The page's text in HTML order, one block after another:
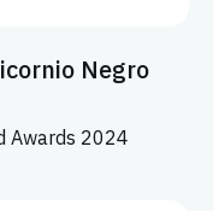
Negro
Awards 2024